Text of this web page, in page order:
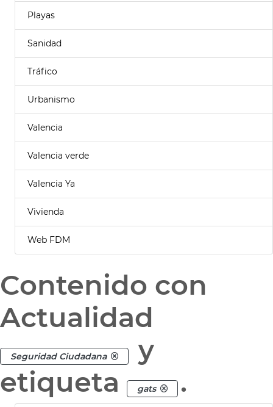
Playas
Sanidad
Tráfico
Urbanismo
Valencia
Valencia verde
Valencia Ya
Vivienda
Web FDM
Contenido con
Actualidad
Seguridad Ciudadana
y
etiqueta
gats .